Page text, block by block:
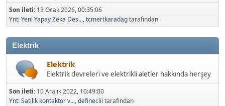
Son ileti: 13 Ocak 2026, 00:35:06
Ynt: Yeni Yapay Zeka Des...,tcmertkaradagtarafından
Elektrik
Elektrik
Elektrik devreleri ve elektrikli aletler hakkında herşey
Son ileti: 10 Aralık 2022, 10:49:00
Ynt: Satılık kontaktör v...,defineciii tarafından